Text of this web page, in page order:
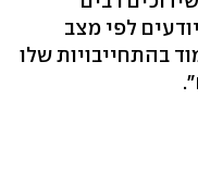
לפי מצב
בהתחייבויות שלו